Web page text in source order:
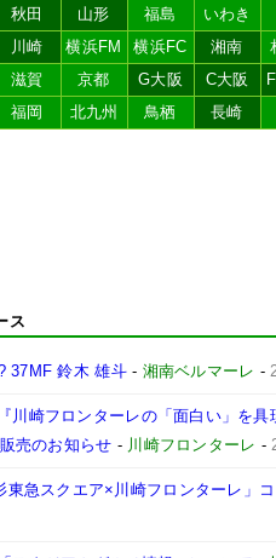
秋田 山形 福島
いわき
川崎 横浜FM 横浜FC 湘南
滋賀 京都 G大阪 C大阪
福岡 北九州 鳥栖 長崎
ス
37MF 鈴木 雄斗- 湘南ベルマーレ -
川崎フロンターレの「面白い」を
売のお知らせ - 川崎フロンターレ -
東急スクエア×川崎フロンターレ」